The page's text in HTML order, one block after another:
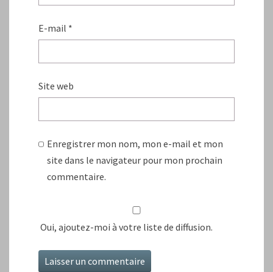
E-mail *
Site web
Enregistrer mon nom, mon e-mail et mon
site dans le navigateur pour mon prochain
commentaire.
Oui, ajoutez-moi à votre liste de diffusion.